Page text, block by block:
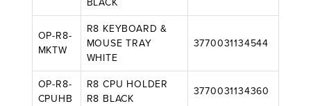
OP-R8-
MKTW
R8 KEYBOARD &
MOUSE TRAY
WHITE
3770031134544
OP-R8-
CPUHB
R8 CPU HOLDER
R8 BLACK
3770031134360